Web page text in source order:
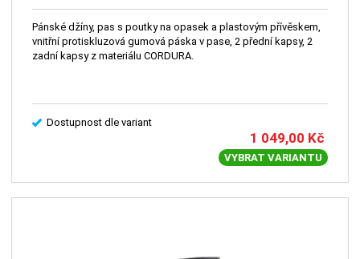
Pánské džíny, pas s poutky na opasek a plastovým přívěskem,
vnitřní protiskluzová gumová páska v pase, 2 přední kapsy, 2
zadní kapsy z materiálu CORDURA.
Dostupnost dle variant
1 049,00 Kč
VYBRAT VARIANTU